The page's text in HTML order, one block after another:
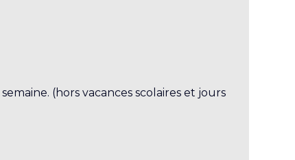
(hors vacances scolaires et jours